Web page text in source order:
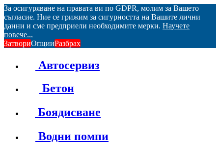
За осигуряване на правата ви по GDPR, молим за Вашето
съгласие. Ние се грижим за сигурността на Вашите лични
данни и сме предприели необходимите мерки. Научете
повече...
ЗатвориОпцииРазбрах
Автосервиз
Бетон
Боядисване
Водни помпи